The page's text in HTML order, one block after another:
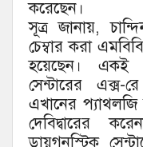
করেছেন।
সূত্র জানায়,
চেম্বার করা
হয়েছেন। একই
সেন্টারের এক্স-
এখানের প্যাথলজি
দেবিদ্বারের
ডায়গনস্টিক